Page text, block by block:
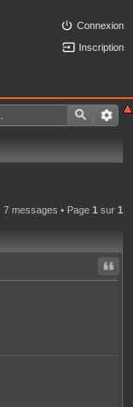
Connexion
Inscription
7 messages • Page 1 sur 1
Citer